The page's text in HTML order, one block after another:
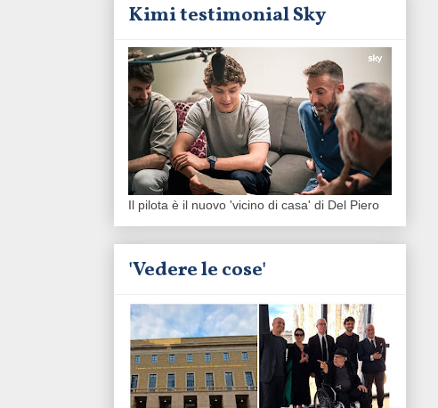
Kimi testimonial Sky
Il pilota è il nuovo 'vicino di casa' di Del Piero
'Vedere le cose'